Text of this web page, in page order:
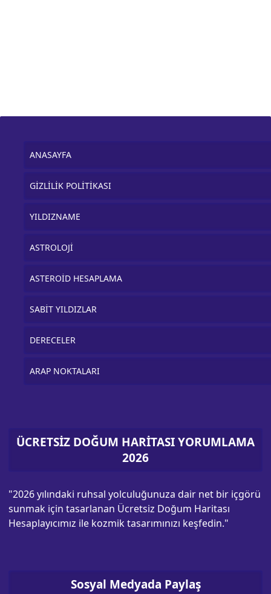
ANASAYFA
GİZLİLİK POLİTİKASI
YILDIZNAME
ASTROLOJİ
ASTEROİD HESAPLAMA
SABİT YILDIZLAR
DERECELER
ARAP NOKTALARI
ÜCRETSİZ DOĞUM HARİTASI YORUMLAMA
2026
"2026 yılındaki ruhsal yolculuğunuza dair net bir içgörü
sunmak için tasarlanan Ücretsiz Doğum Haritası
Hesaplayıcımız ile kozmik tasarımınızı keşfedin."
Sosyal Medyada Paylaş